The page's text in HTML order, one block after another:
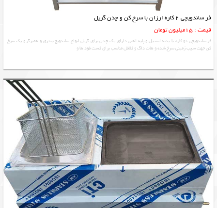
فر ساندویچی 2 کاره ارزان با سرخ کن و چدن گریل
قیمت : 15میلیون تومان
فر ساندویچی دو کاره با بدنه استیل و پایه آهنی دارای یک چدن برای گریل انواع ساندویچ بندری و همبرگر و یک سرخ
کن جهت سیب زمینی سرخ شده و هات داگ و فلافل مناسب برای فست فود ها و